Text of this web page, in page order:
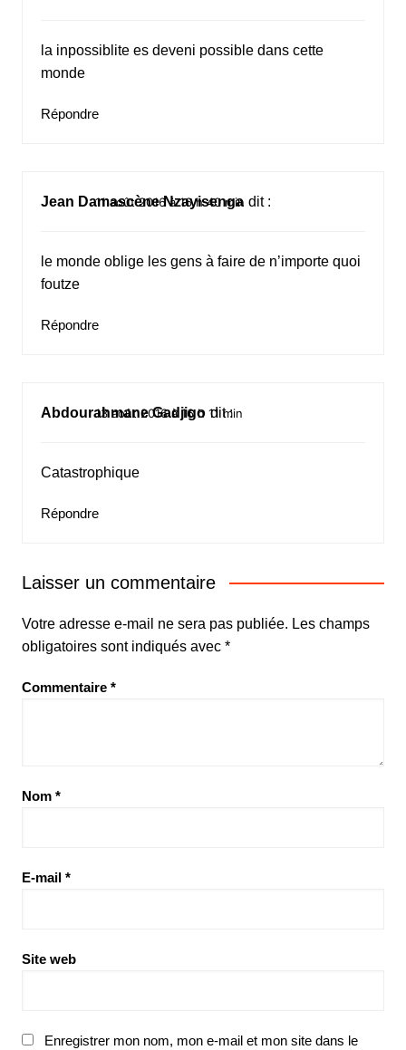
la inpossiblite es deveni possible dans cette
monde
Répondre
Jean Damascène Nzayisenga dit :
11 août 2016 à 16 h 40 min
le monde oblige les gens à faire de n’importe quoi
foutze
Répondre
Abdourahmane Gadjigo dit :
13 août 2016 à 16 h 11 min
Catastrophique
Répondre
Laisser un commentaire
Votre adresse e-mail ne sera pas publiée. Les champs
obligatoires sont indiqués avec *
Commentaire *
Nom *
E-mail *
Site web
Enregistrer mon nom, mon e-mail et mon site dans le